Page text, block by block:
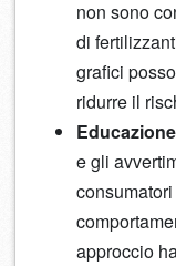
non sono
di
grafici
ridurre il
e gli
approccio